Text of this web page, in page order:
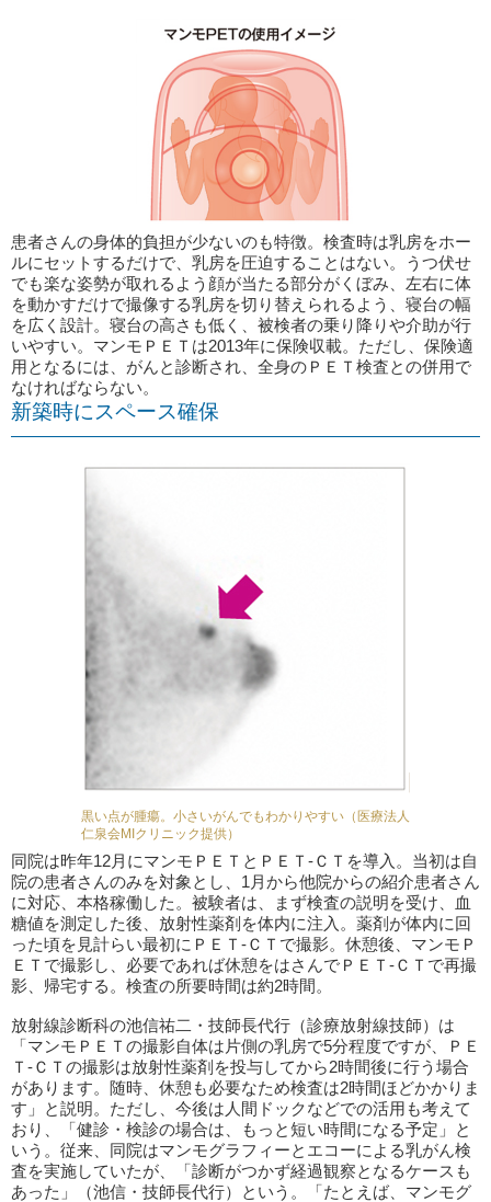
患者さんの身体的負担が少ないのも特徴。検査時は乳房をホー
ルにセットするだけで、乳房を圧迫することはない。うつ伏せ
でも楽な姿勢が取れるよう顔が当たる部分がくぼみ、左右に体
を動かすだけで撮像する乳房を切り替えられるよう、寝台の幅
を広く設計。寝台の高さも低く、被検者の乗り降りや介助が行
いやすい。マンモＰＥＴは2013年に保険収載。ただし、保険適
用となるには、がんと診断され、全身のＰＥＴ検査との併用で
なければならない。
新築時にスペース確保
黒い点が腫瘍。小さいがんでもわかりやすい（医療法人
仁泉会MIクリニック提供）
同院は昨年12月にマンモＰＥＴとＰＥＴ-ＣＴを導入。当初は自
院の患者さんのみを対象とし、1月から他院からの紹介患者さん
に対応、本格稼働した。被験者は、まず検査の説明を受け、血
糖値を測定した後、放射性薬剤を体内に注入。薬剤が体内に回
った頃を見計らい最初にＰＥＴ-ＣＴで撮影。休憩後、マンモＰ
ＥＴで撮影し、必要であれば休憩をはさんでＰＥＴ-ＣＴで再撮
影、帰宅する。検査の所要時間は約2時間。
放射線診断科の池信祐二・技師長代行（診療放射線技師）は
「マンモＰＥＴの撮影自体は片側の乳房で5分程度ですが、ＰＥ
Ｔ-ＣＴの撮影は放射性薬剤を投与してから2時間後に行う場合
があります。随時、休憩も必要なため検査は2時間ほどかかりま
す」と説明。ただし、今後は人間ドックなどでの活用も考えて
おり、「健診・検診の場合は、もっと短い時間になる予定」と
いう。従来、同院はマンモグラフィーとエコーによる乳がん検
査を実施していたが、「診断がつかず経過観察となるケースも
あった」（池信・技師長代行）という。「たとえば、マンモグ